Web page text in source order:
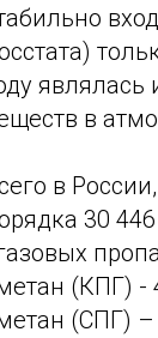
в
в
30
(КПГ) -
метан (СПГ) –